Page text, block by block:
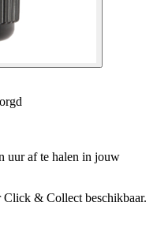
uur af te halen in jouw
& Collect beschikbaar.